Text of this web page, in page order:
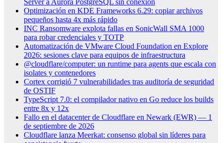
Server a Aurora PostgreSQL sin conexión
Optimización en KDE Frameworks 6.29: copiar archivos
pequeños hasta 4x más rápido
INC Ransomware explota fallas en SonicWall SMA 1000
para robar credenciales y TOTP
Automatización de VMware Cloud Foundation en Explore
2026: sesiones clave para equipos de infraestructura
@cloudflare/computer: un runtime para agents que escala con
isolates y contenedores
Cortex corrigió 7 vulnerabilidades tras auditoría de seguridad
de OSTIF
TypeScript 7.0: el compilador nativo en Go reduce los builds
entre 8x y 12x
Fallo en el datacenter de Cloudflare en Newark (EWR) — 1
de septiembre de 2026
Cloudflare lanza Meerkat: consenso global sin líderes para